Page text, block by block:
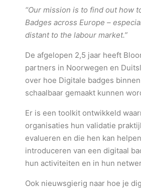
“Our mission is to find out how
Badges across Europe –
distant to the labour market.”
De afgelopen 2,5 jaar heeft
partners in Noorwegen en
over hoe Digitale badges
schaalbaar gemaakt kunnen
Er is een toolkit ontwikkeld
organisaties hun validatie
evalueren en die hen kan
introduceren van een digitaal
hun activiteiten en in hun
Ook nieuwsgierig naar hoe je